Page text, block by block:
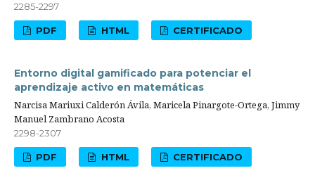
2285-2297
PDF HTML CERTIFICADO
Entorno digital gamificado para potenciar el
aprendizaje activo en matemáticas
Narcisa Mariuxi Calderón Ávila, Maricela Pinargote-Ortega, Jimmy
Manuel Zambrano Acosta
2298-2307
PDF HTML CERTIFICADO